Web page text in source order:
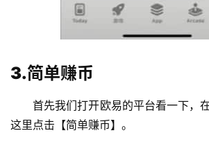
3.简单赚币
首先我们打开欧易的平台看一下，
这里点击【简单赚币】。